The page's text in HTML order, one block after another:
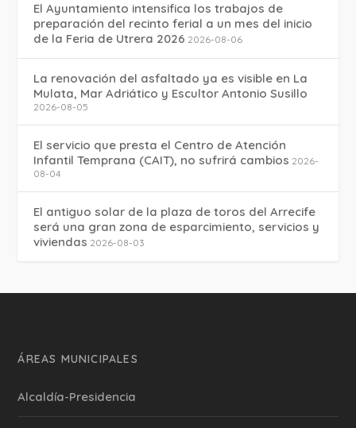
El Ayuntamiento intensifica los trabajos de
preparación del recinto ferial a un mes del inicio
de la Feria de Utrera 2026 2026-08-06
La renovación del asfaltado ya es visible en La
Mulata, Mar Adriático y Escultor Antonio Susillo
2026-08-05
El servicio que presta el Centro de Atención
Infantil Temprana (CAIT), no sufrirá cambios 2026-
08-04
El antiguo solar de la plaza de toros del Arrecife
será una gran zona de esparcimiento, servicios y
viviendas 2026-08-03
ÁREAS MUNICIPALES
Alcaldía-Presidencia